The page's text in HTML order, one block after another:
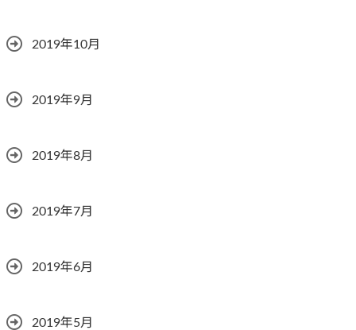
2019年10月
2019年9月
2019年8月
2019年7月
2019年6月
2019年5月